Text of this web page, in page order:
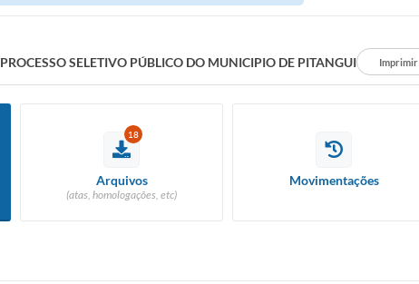
PROCESSO SELETIVO PÚBLICO DO MUNICIPIO DE PITANGUI Imprimir
18
Arquivos
(atas, homologações, etc)
Movimentações